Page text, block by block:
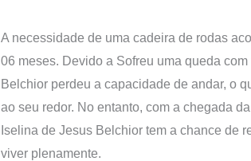
A necessidade de uma cadeira de rodas
06 meses. Devido a Sofreu uma queda
Belchior perdeu a capacidade de andar, o
ao seu redor. No entanto, com a chegada
Iselina de Jesus Belchior tem a chance de
viver plenamente.